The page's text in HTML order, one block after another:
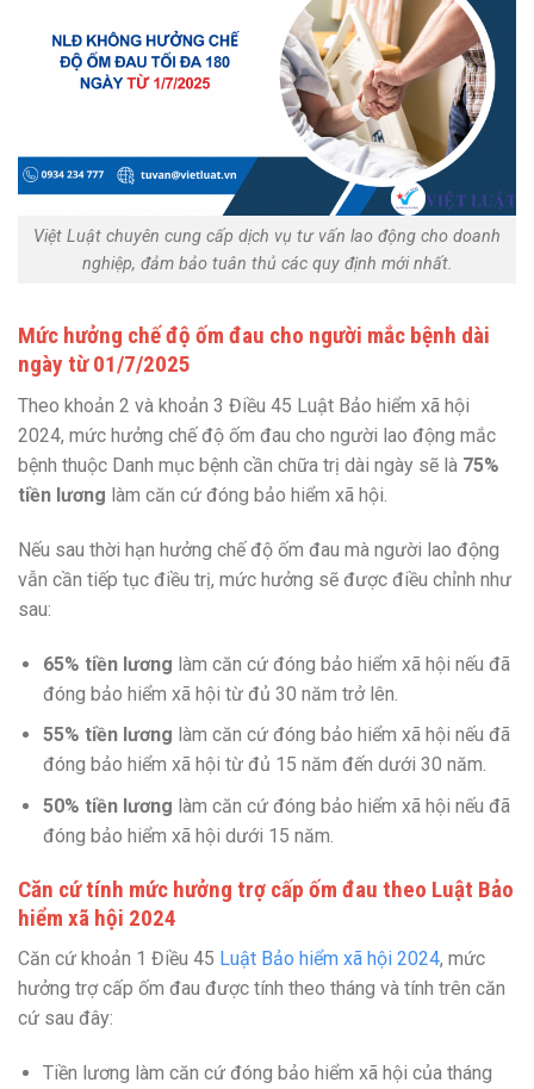
Việt Luật chuyên cung cấp dịch vụ tư vấn lao động cho doanh
nghiệp, đảm bảo tuân thủ các quy định mới nhất.
Mức hưởng chế độ ốm đau cho người mắc bệnh dài
ngày từ 01/7/2025
Theo khoản 2 và khoản 3 Điều 45 Luật Bảo hiểm xã hội
2024, mức hưởng chế độ ốm đau cho người lao động mắc
bệnh thuộc Danh mục bệnh cần chữa trị dài ngày sẽ là 75%
tiền lương làm căn cứ đóng bảo hiểm xã hội.
Nếu sau thời hạn hưởng chế độ ốm đau mà người lao động
vẫn cần tiếp tục điều trị, mức hưởng sẽ được điều chỉnh như
sau:
65% tiền lương làm căn cứ đóng bảo hiểm xã hội nếu đã
đóng bảo hiểm xã hội từ đủ 30 năm trở lên.
55% tiền lương làm căn cứ đóng bảo hiểm xã hội nếu đã
đóng bảo hiểm xã hội từ đủ 15 năm đến dưới 30 năm.
50% tiền lương làm căn cứ đóng bảo hiểm xã hội nếu đã
đóng bảo hiểm xã hội dưới 15 năm.
Căn cứ tính mức hưởng trợ cấp ốm đau theo Luật Bảo
hiểm xã hội 2024
Căn cứ khoản 1 Điều 45 Luật Bảo hiểm xã hội 2024, mức
hưởng trợ cấp ốm đau được tính theo tháng và tính trên căn
cứ sau đây:
Tiền lương làm căn cứ đóng bảo hiểm xã hội của tháng